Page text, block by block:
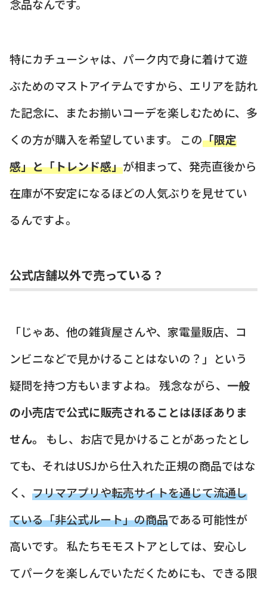
念品なんです。
特にカチューシャは、パーク内で身に着けて遊
ぶためのマストアイテムですから、エリアを訪れ
た記念に、またお揃いコーデを楽しむために、多
くの方が購入を希望しています。 この「限定
感」と「トレンド感」が相まって、発売直後から
在庫が不安定になるほどの人気ぶりを見せてい
るんですよ。
公式店舗以外で売っている？
「じゃあ、他の雑貨屋さんや、家電量販店、コ
ンビニなどで見かけることはないの？」という
疑問を持つ方もいますよね。 残念ながら、 一般
の小売店で公式に販売されることはほぼありま
せん。
もし、お店で見かけることがあったとし
ても、それはUSJから仕入れた正規の商品ではな
く、 フリマアプリや転売サイトを通じて流通し
ている「非公式ルート」の商品である可能性が
高いです。 私たちモモストアとしては、安心し
てパークを楽しんでいただくためにも、できる限